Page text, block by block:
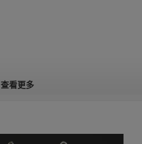
查看更多